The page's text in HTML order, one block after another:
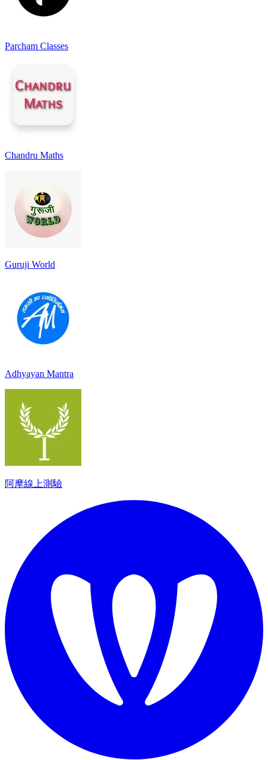
Parcham Classes
Chandru Maths
Guruji World
Adhyayan Mantra
阿摩線上測驗